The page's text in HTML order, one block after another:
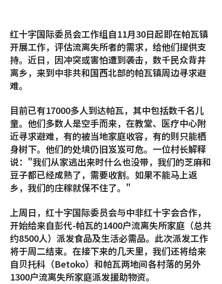
红十字国际委员会工作组自11月30日起即在帕瓦镇
开展工作，评估流离失所者的需求，给他们提供支
持。近日，因冲突或害怕遭到袭击，数千民众背井
离乡，来到中非共和国西北部的帕瓦镇周边寻求避
难。
目前已有17000多人到达帕瓦，其中包括数千名儿
童。他们多数人是空手而来，在教堂、医疗中心附
近寻求避难，有的被当地家庭收容，有的则只能栖
身树下。他们的处境仍旧岌岌可危。一位村长解释
说："我们从家逃出来时什么也没带，我们的芝麻和
豆子都已经成熟了，需要收割。如果不能马上返
乡，我们的庄稼就保不住了。"
上周日，红十字国际委员会与中非红十字会合作，
开始给来自彭代-帕瓦的1400户流离失所家庭（总共
约8500人）派发食品及生活必需品。此次派发工作
将于周二结束。在接下来的几天里，我们还将给来
自贝托科（Betoko）和帕瓦两地间各村落的另外
1300户流离失所家庭派发援助物资。